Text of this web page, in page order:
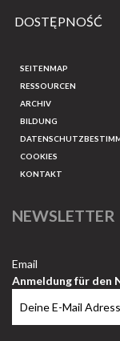
DOSTĘPNOŚĆ
SEITENMAP
RESSOURCEN
ARCHIV
BILDUNG
COOKIES
KONTAKT
NEWSLETTER
Email
Anmeldung für den